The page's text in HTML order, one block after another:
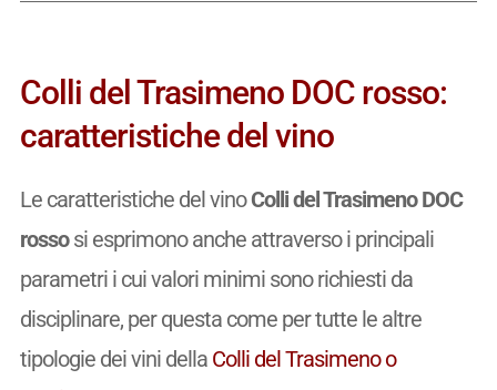
Colli del Trasimeno DOC rosso:
caratteristiche del vino
Le caratteristiche del vinoColli del Trasimeno DOC
rossosi esprimono anche attraverso i principali
parametri i cui valori minimi sono richiesti da
disciplinare, per questa come per tutte le altre
tipologie dei vini della Colli del Trasimeno o